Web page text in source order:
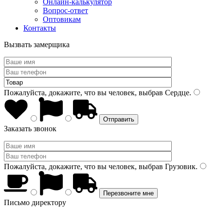
Онлайн-калькулятор
Вопрос-ответ
Оптовикам
Контакты
Вызвать замерщика
Пожалуйста, докажите, что вы человек, выбрав Сердце.
Заказать звонок
Пожалуйста, докажите, что вы человек, выбрав Грузовик.
Письмо директору